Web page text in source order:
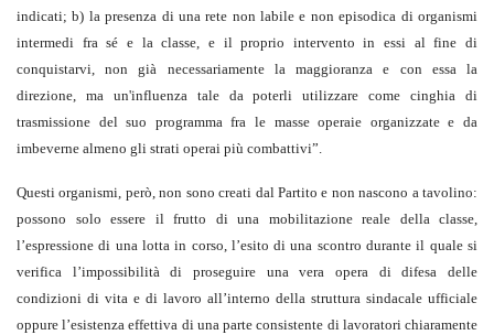
indicati; b) la presenza di una rete non labile e non episodica di organismi
intermedi fra sé e la classe, e il proprio intervento in essi al fine di
conquistarvi, non già necessariamente la maggioranza e con essa la
direzione, ma un'influenza tale da poterli utilizzare come cinghia di
trasmissione del suo programma fra le masse operaie organizzate e da
imbeverne almeno gli strati operai più combattivi”.
Questi organismi, però, non sono creati dal Partito e non nascono a tavolino:
possono solo essere il frutto di una mobilitazione reale della classe,
l’espressione di una lotta in corso, l’esito di una scontro durante il quale si
verifica l’impossibilità di proseguire una vera opera di difesa delle
condizioni di vita e di lavoro all’interno della struttura sindacale ufficiale
oppure l’esistenza effettiva di una parte consistente di lavoratori chiaramente